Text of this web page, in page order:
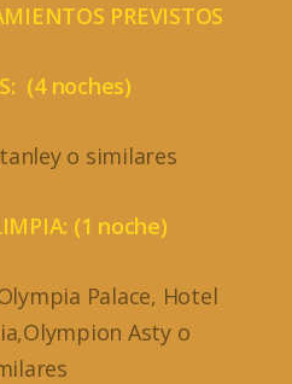
PREVISTOS
(4 noches)
o similares
(1 noche)
Palace, Hotel
Asty o